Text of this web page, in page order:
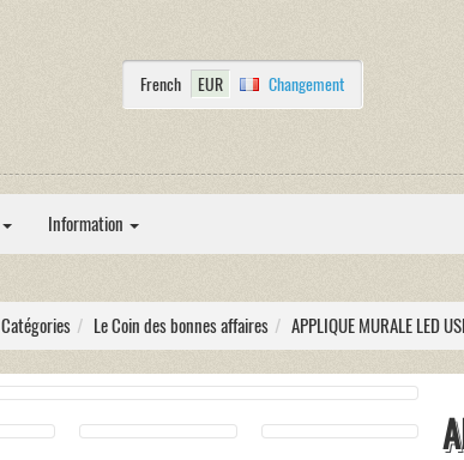
French EUR Changement
Information
Catégories Le Coin des bonnes affaires APPLIQUE MURALE LED